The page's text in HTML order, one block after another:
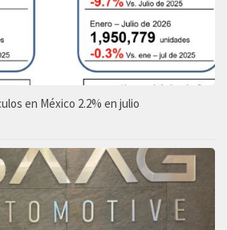
en México 2.2% en julio